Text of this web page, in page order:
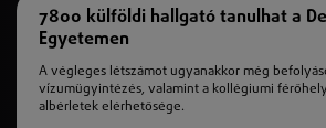
7800 külföldi hallgató tanulhat a
Egyetemen
A végleges létszámot ugyanakkor még
vízumügyintézés, valamint a kollégiumi
albérletek elérhetősége.